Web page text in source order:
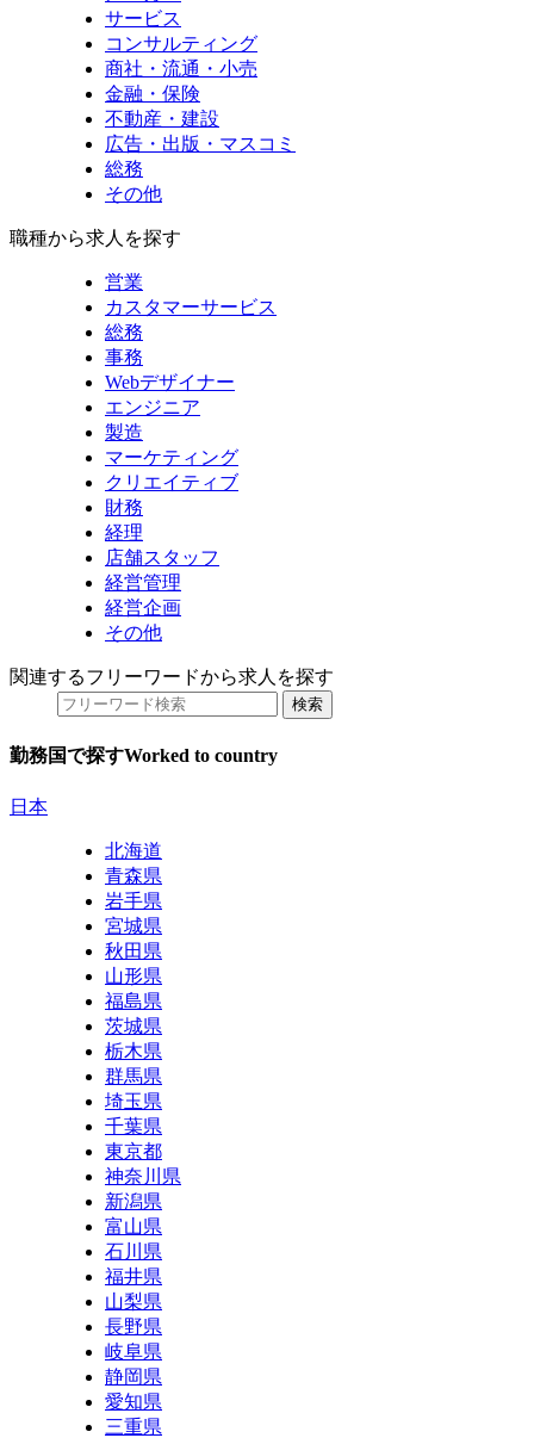
サービス
コンサルティング
商社・流通・小売
金融・保険
不動産・建設
広告・出版・マスコミ
総務
その他
職種から求人を探す
営業
カスタマーサービス
総務
事務
Webデザイナー
エンジニア
製造
マーケティング
クリエイティブ
財務
経理
店舗スタッフ
経営管理
経営企画
その他
関連するフリーワードから求人を探す
勤務国で探すWorked to country
日本
北海道
青森県
岩手県
宮城県
秋田県
山形県
福島県
茨城県
栃木県
群馬県
埼玉県
千葉県
東京都
神奈川県
新潟県
富山県
石川県
福井県
山梨県
長野県
岐阜県
静岡県
愛知県
三重県